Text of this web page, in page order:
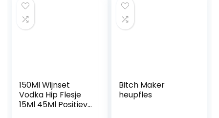
alcoholfles voor
beste man,
geschenken,
Barbecue Bar
Party Drinker,
Lekbestendig voor
150Ml Wijnset
Vodka Hip Flesje
15Ml 45Ml Positieve
Bitch Maker
heupfles